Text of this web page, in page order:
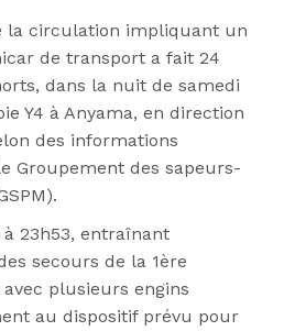
la circulation impliquant un
de transport a fait 24
dans la nuit de samedi
Y4 à Anyama, en direction
des informations
Groupement des sapeurs-
à 23h53, entraînant
secours de la 1ère
plusieurs engins
au dispositif prévu pour